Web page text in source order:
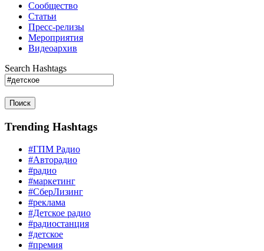
Сообщество
Статьи
Пресс-релизы
Мероприятия
Видеоархив
Search Hashtags
Поиск
Trending Hashtags
#ГПМ Радио
#Авторадио
#радио
#маркетинг
#СберЛизинг
#реклама
#Детское радио
#радиостанция
#детское
#премия